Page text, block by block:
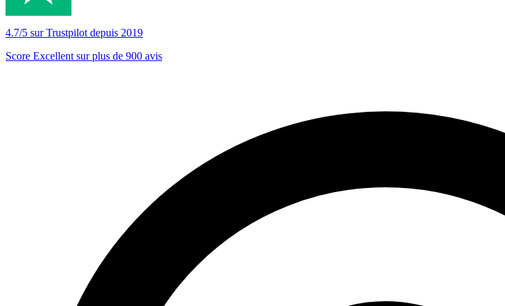
4.7/5 sur Trustpilot depuis 2019
Score Excellent sur plus de 900 avis